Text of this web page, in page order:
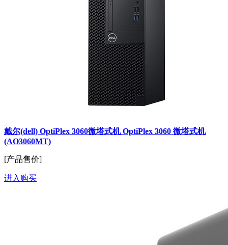
戴尔(dell) OptiPlex 3060微塔式机 OptiPlex 3060 微塔式机
(AO3060MT)
[产品售价]
进入购买